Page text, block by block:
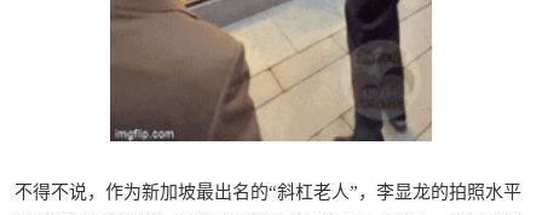
不得不说，作为新加坡最出名的“斜杠老人”，李显龙的拍照水平